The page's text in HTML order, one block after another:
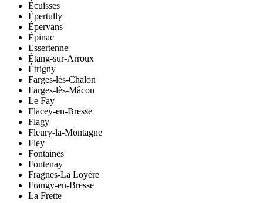
Écuisses
Épertully
Épervans
Épinac
Essertenne
Étang-sur-Arroux
Étrigny
Farges-lès-Chalon
Farges-lès-Mâcon
Le Fay
Flacey-en-Bresse
Flagy
Fleury-la-Montagne
Fley
Fontaines
Fontenay
Fragnes-La Loyère
Frangy-en-Bresse
La Frette